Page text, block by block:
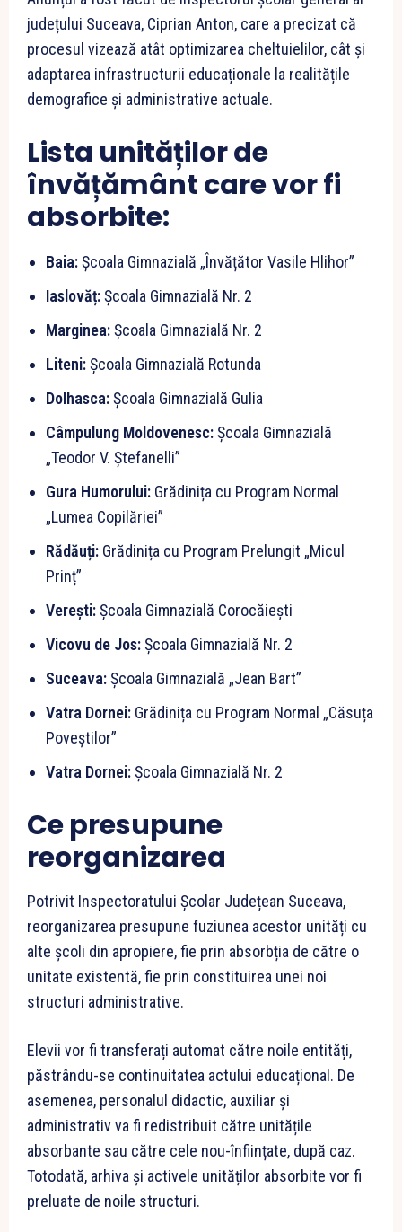
județului Suceava, Ciprian Anton, care a precizat că
procesul vizează atât optimizarea cheltuielilor, cât și
adaptarea infrastructurii educaționale la realitățile
demografice și administrative actuale.
Lista unităților de
învățământ care vor fi
absorbite:
Baia:Școala Gimnazială „Învățător Vasile Hlihor”
Iaslovăț:Școala Gimnazială Nr. 2
Marginea:Școala Gimnazială Nr. 2
Liteni:Școala Gimnazială Rotunda
Dolhasca:Școala Gimnazială Gulia
Câmpulung Moldovenesc:Școala Gimnazială
„Teodor V. Ștefanelli”
Gura Humorului: Grădinița cu Program Normal
„Lumea Copilăriei”
Rădăuți: Grădinița cu Program Prelungit „Micul
Prinț”
Verești:Școala Gimnazială Corocăiești
Vicovu de Jos:Școala Gimnazială Nr. 2
Suceava:Școala Gimnazială „Jean Bart”
Vatra Dornei: Grădinița cu Program Normal „Căsuța
Poveștilor”
Vatra Dornei:Școala Gimnazială Nr. 2
Ce presupune
reorganizarea
Potrivit Inspectoratului Școlar Județean Suceava,
reorganizarea presupune fuziunea acestor unități cu
alte școli din apropiere, fie prin absorbția de către o
unitate existentă, fie prin constituirea unei noi
structuri administrative.
Elevii vor fi transferați automat către noile entități,
păstrându-se continuitatea actului educațional. De
asemenea, personalul didactic, auxiliar și
administrativ va fi redistribuit către unitățile
absorbante sau către cele nou-înființate, după caz.
Totodată, arhiva și activele unităților absorbite vor fi
preluate de noile structuri.